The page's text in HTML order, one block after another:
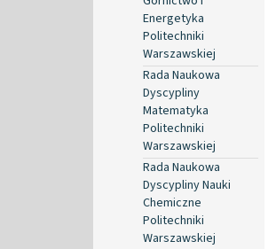
Energetyka
Politechniki
Warszawskiej
Rada Naukowa
Dyscypliny
Matematyka
Politechniki
Warszawskiej
Rada Naukowa
Dyscypliny Nauki
Chemiczne
Politechniki
Warszawskiej